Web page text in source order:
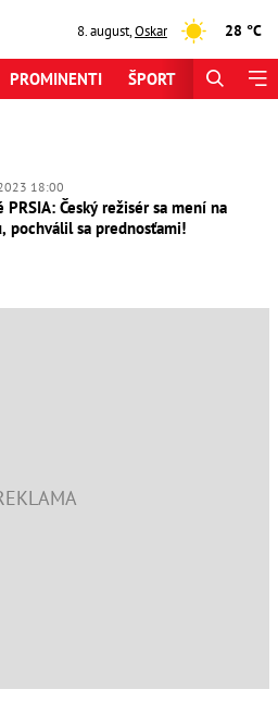
8. august,Oskar 28 °C
PROMINENTI ŠPORT
18:00
PRSIA: Český režisér sa mení na
pochválil sa prednosťami!